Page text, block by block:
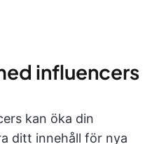
influencers
kan öka din
ditt innehåll för nya